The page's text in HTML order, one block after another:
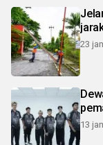
23
13